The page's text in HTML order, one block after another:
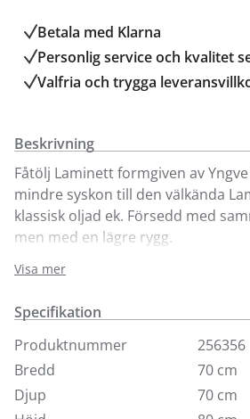
Betala med Klarna
Personlig service och kvalitet
Valfria och trygga
Beskrivning
Fåtölj Laminett formgiven av
mindre syskon till den välkända
klassisk oljad ek. Försedd med
men med en lägre rygg.
finns i flera olika träslag, färger och
Precis som Lamino är Laminett en
håller i generationer.
Visas här i med fårskinn i sju olika
Visa mer
Specifikation
Produktnummer
256356
Bredd
70 cm
Djup
70 cm